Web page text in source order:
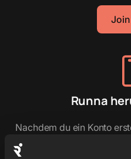
Runna
Nachdem du ein Konto